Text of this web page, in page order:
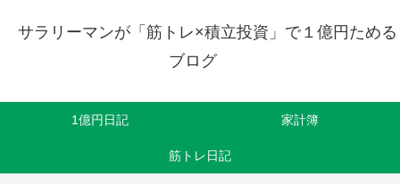
サラリーマンが「筋トレ×積立投資」で１億円ためる
ブログ
1億円日記 家計簿
筋トレ日記